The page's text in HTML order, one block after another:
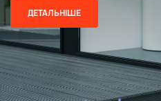
ДЕТАЛЬНІШЕ